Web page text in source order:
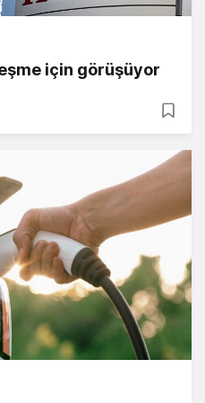
için görüşüyor